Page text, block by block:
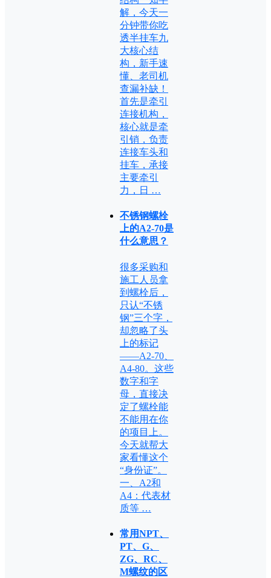
解，今天一
分钟带你吃
透半挂车九
大核心结
构，新手速
懂、老司机
查漏补缺！
首先是牵引
连接机构，
核心就是牵
引销，负责
连接车头和
挂车，承接
主要牵引
力，日 …
不锈钢螺栓
上的A2-70是
什么意思？
很多采购和
施工人员拿
到螺栓后，
只认“不锈
钢”三个字，
却忽略了头
上的标记
——A2-70、
A4-80。这些
数字和字
母，直接决
定了螺栓能
不能用在你
的项目上。
今天就帮大
家看懂这个
“身份证”。
一、A2和
A4：代表材
质等 …
常用NPT、
PT、G、
ZG、RC、
M螺纹的区